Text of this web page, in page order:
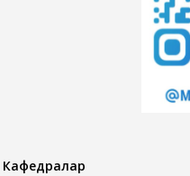
Кафедралар